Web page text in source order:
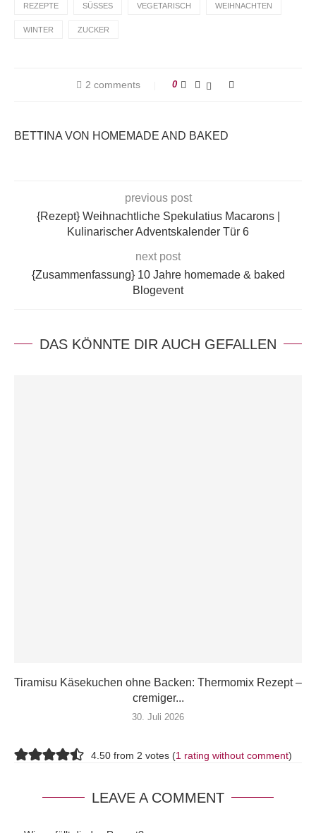
REZEPTE SÜSSES VEGETARISCH WEIHNACHTEN
WINTER ZUCKER
2 comments 0
BETTINA VON HOMEMADE AND BAKED
previous post
{Rezept} Weihnachtliche Spekulatius Macarons |
Kulinarischer Adventskalender Tür 6
next post
{Zusammenfassung} 10 Jahre homemade & baked
Blogevent
DAS KÖNNTE DIR AUCH GEFALLEN
Tiramisu Käsekuchen ohne Backen: Thermomix Rezept –
cremiger...
30. Juli 2026
4.50 from 2 votes (1 rating without comment)
LEAVE A COMMENT